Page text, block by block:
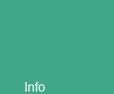
Panel
Info